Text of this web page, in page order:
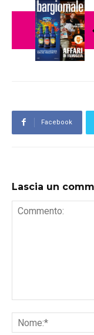
Facebook
Lascia un